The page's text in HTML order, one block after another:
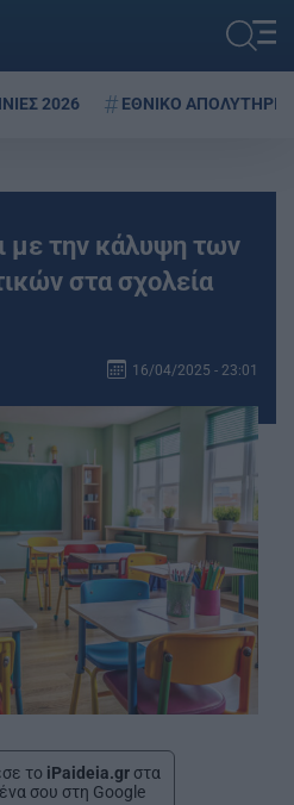
2026 ΕΘΝΙΚΟ ΑΠΟΛΥΤΗΡΙΟ
με την κάλυψη των
στα σχολεία
16/04/2025 - 23:01
το iPaideia.gr στα
σου στη Google